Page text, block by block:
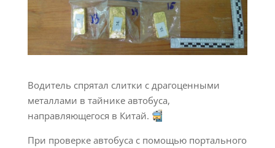
Водитель спрятал слитки с драгоценными
металлами в тайнике автобуса,
направляющегося в Китай.
При проверке автобуса с помощью портального